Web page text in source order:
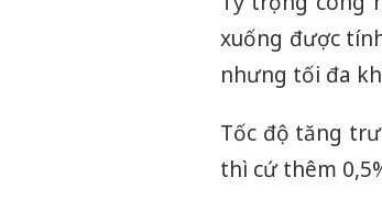
xuống được
nhưng tối đa
Tốc độ tăng
thì cứ thêm